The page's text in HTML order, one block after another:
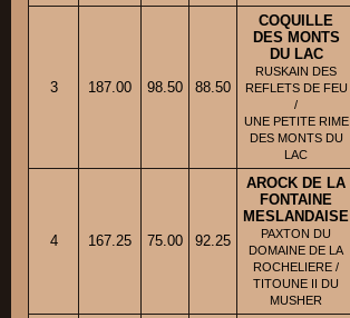
3 187.00 98.50 88.50
COQUILLE
DES MONTS
DU LAC
RUSKAIN DES
REFLETS DE FEU
/
UNE PETITE RIME
DES MONTS DU
LAC
4 167.25 75.00 92.25
AROCK DE LA
FONTAINE
MESLANDAISE
PAXTON DU
DOMAINE DE LA
ROCHELIERE /
TITOUNE II DU
MUSHER